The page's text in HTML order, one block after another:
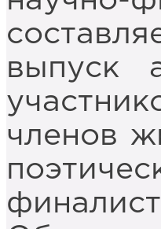
выпуск
членов